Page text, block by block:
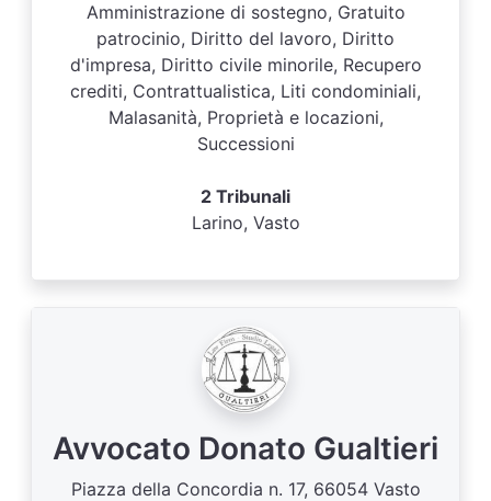
Amministrazione di sostegno, Gratuito
patrocinio, Diritto del lavoro, Diritto
d'impresa, Diritto civile minorile, Recupero
crediti, Contrattualistica, Liti condominiali,
Malasanità, Proprietà e locazioni,
Successioni
2 Tribunali
Larino, Vasto
Avvocato Donato Gualtieri
Piazza della Concordia n. 17, 66054 Vasto